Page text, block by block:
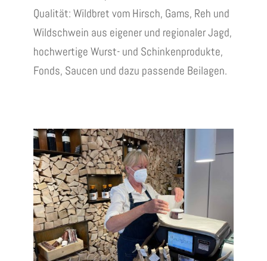
Qualität: Wildbret vom Hirsch, Gams, Reh und
Wildschwein aus eigener und regionaler Jagd,
hochwertige Wurst- und Schinkenprodukte,
Fonds, Saucen und dazu passende Beilagen.